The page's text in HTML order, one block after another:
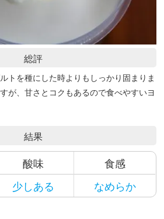
総評
トを種にした時よりもしっかり固まりま
が、甘さとコクもあるので食べやすいヨ
結果
酸味
食感
少しある なめらか